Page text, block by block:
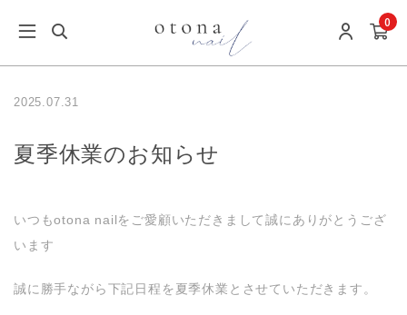
0
2025.07.31
夏季休業のお知らせ
いつもotona nailをご愛顧いただきまして誠にありがとうござ
います
誠に勝手ながら下記日程を夏季休業とさせていただきます。